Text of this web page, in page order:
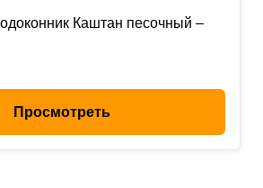
Каштан песочный –
Просмотреть